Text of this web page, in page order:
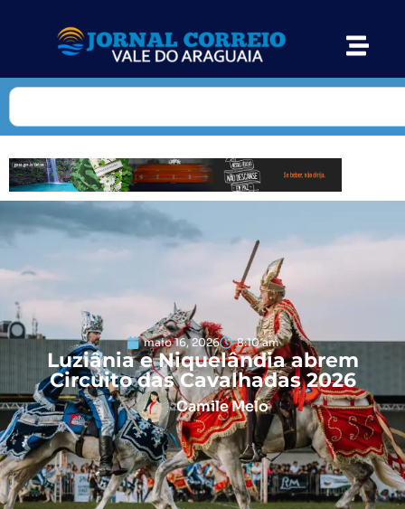
maio 16, 2026 8:10 am
Luziânia e Niquelândia abrem
Circuito das Cavalhadas 2026
Camile Melo